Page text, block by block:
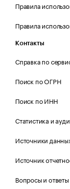
Правила
Правила
Контакты
Справка по
Поиск по ОГРН
Поиск по ИНН
Статистика и
Источники
Источник
Вопросы и ответы